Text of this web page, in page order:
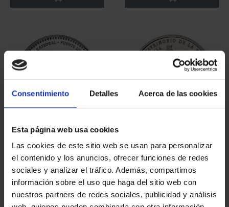
Consentimiento Detalles Acerca de las cookies
Esta página web usa cookies
Las cookies de este sitio web se usan para personalizar
el contenido y los anuncios, ofrecer funciones de redes
sociales y analizar el tráfico. Además, compartimos
información sobre el uso que haga del sitio web con
nuestros partners de redes sociales, publicidad y análisis
CAPITALES ESPAÑOLAS
- ZAMORA
73,00 €
- ÁVILA
73,00 €